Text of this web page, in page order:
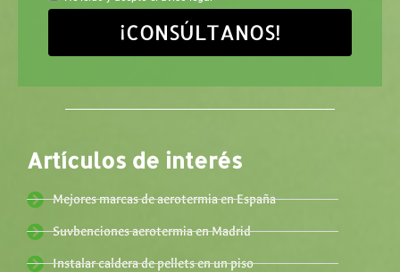
¡CONSÚLTANOS!
Artículos de interés
Mejores marcas de aerotermia en España
Suvbenciones aerotermia en Madrid
Instalar caldera de pellets en un piso